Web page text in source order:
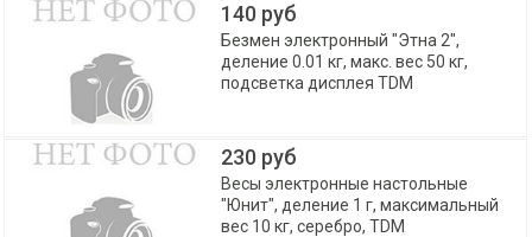
140 руб
Безмен электронный "Этна 2",
деление 0.01 кг, макс. вес 50 кг,
подсветка дисплея TDM
230 руб
Весы электронные настольные
"Юнит", деление 1 г, максимальный
вес 10 кг, серебро, TDM